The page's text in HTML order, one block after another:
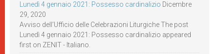
Lunedì 4 gennaio 2021: Possesso cardinalizio Dicembre
29, 2020
Avviso dell’Ufficio delle Celebrazioni Liturgiche The post
Lunedì 4 gennaio 2021: Possesso cardinalizio appeared
first on ZENIT - Italiano.